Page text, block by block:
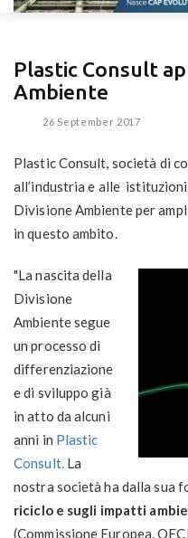
Plastic Consult
Ambiente
26 September 2017
Plastic Consult, società di
all’industria e alle
Divisione Ambiente per
in questo ambito.
"La nascita della
Divisione
Ambiente segue
un processo di
differenziazione
e di sviluppo già
in atto da alcuni
anni in Plastic
Consult.La
nostra società ha dalla sua
riciclo e sugli impatti
(Commissione Europea,